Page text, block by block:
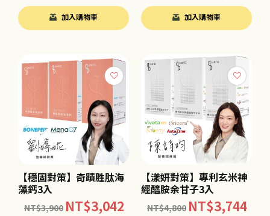
加入購物車 加入購物車
【穩固對策】奇蹟胜肽海
藻鈣3入
NT$3,900 NT$3,042
【漾妍對策】專利玄米神
經醯胺余甘子3入
NT$4,800 NT$3,744